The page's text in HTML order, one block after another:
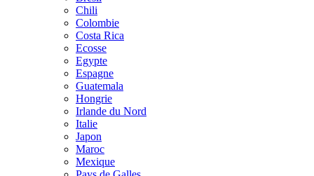
Chili
Colombie
Costa Rica
Ecosse
Egypte
Espagne
Guatemala
Hongrie
Irlande du Nord
Italie
Japon
Maroc
Mexique